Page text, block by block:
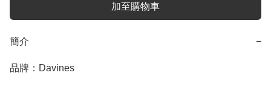
加至購物車
簡介 −
品牌：Davines